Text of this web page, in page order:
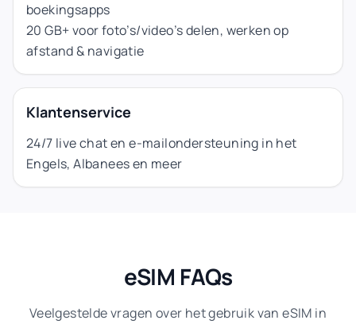
boekingsapps
20 GB+ voor foto’s/video’s delen, werken op
afstand & navigatie
Klantenservice
24/7 live chat en e-mailondersteuning in het
Engels, Albanees en meer
eSIM FAQs
Veelgestelde vragen over het gebruik van eSIM in